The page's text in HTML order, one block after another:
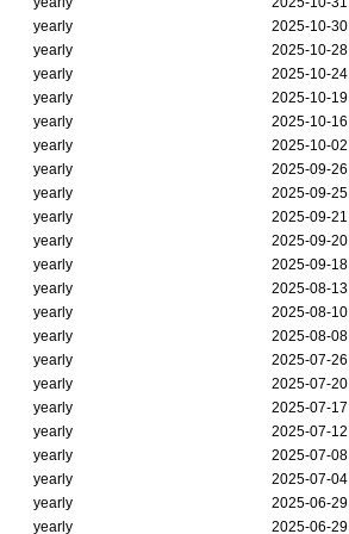
2025-10-30
yearly
2025-10-28
yearly
2025-10-24
yearly
2025-10-19
yearly
2025-10-16
yearly
2025-10-02
yearly
2025-09-26
yearly
2025-09-25
yearly
2025-09-21
yearly
2025-09-20
yearly
2025-09-18
yearly
2025-08-13
yearly
2025-08-10
yearly
2025-08-08
yearly
2025-07-26
yearly
2025-07-20
yearly
2025-07-17
yearly
2025-07-12
yearly
2025-07-08
yearly
2025-07-04
yearly
2025-06-29
yearly
2025-06-29
yearly